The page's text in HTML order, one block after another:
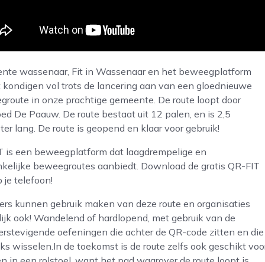
wassenaar, Fit in Wassenaar en het beweegplatform
kondigen vol trots de lancering aan van een gloednieuwe
in onze prachtige gemeente. De route loopt door
De Paauw. De route bestaat uit 12 palen, en is 2,5
lang. De route is geopend en klaar voor gebruik!
is een beweegplatform dat laagdrempelige en
beweegroutes aanbiedt. Download de gratis QR-FIT
je telefoon!
kunnen gebruik maken van deze route en organisaties
ook! Wandelend of hardlopend, met gebruik van de
oefeningen die achter de QR-code zitten en die
wisselen.In de toekomst is de route zelfs ook geschikt